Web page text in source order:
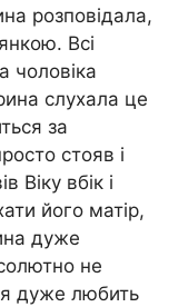
розповідала,
Всі
чоловіка
слухала це
за
стояв і
Віку вбік і
його матір,
дуже
не
дуже любить